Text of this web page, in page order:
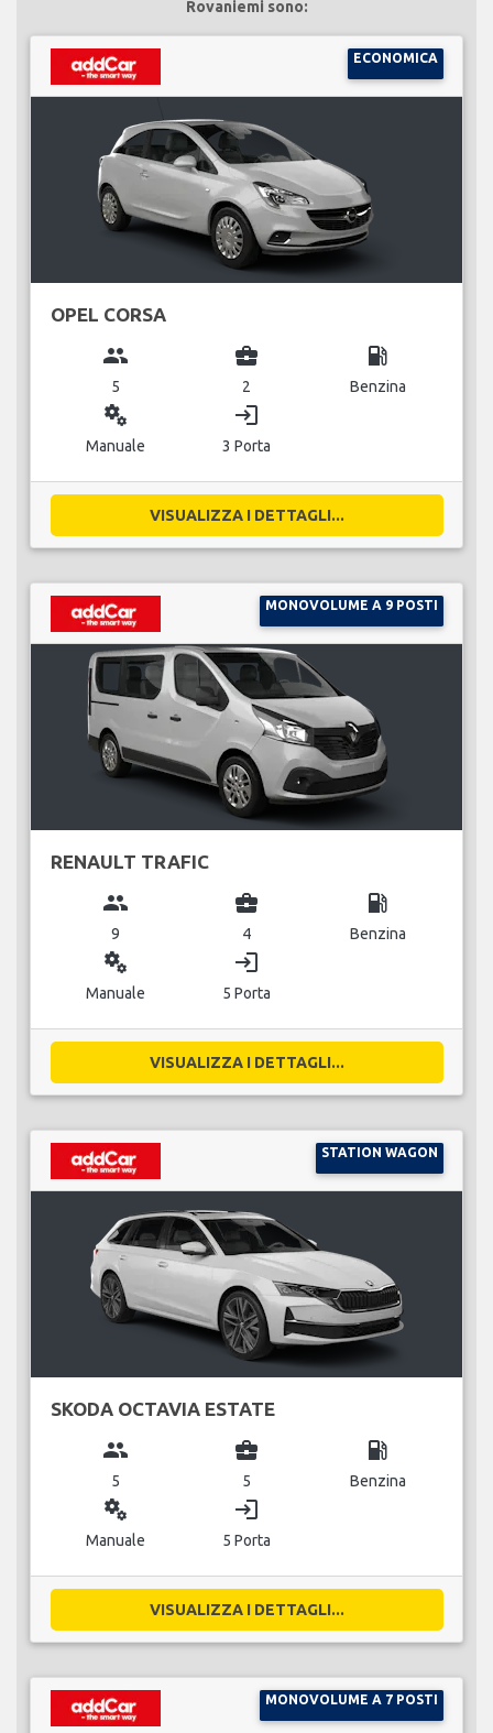
Rovaniemi sono:
ECONOMICA
OPEL CORSA
group
5
business_center
2
local_gas_station
Benzina
miscellaneous_services
Manuale
login
3 Porta
VISUALIZZA I DETTAGLI...
MONOVOLUME A 9 POSTI
RENAULT TRAFIC
group
9
business_center
4
local_gas_station
Benzina
miscellaneous_services
Manuale
login
5 Porta
VISUALIZZA I DETTAGLI...
STATION WAGON
SKODA OCTAVIA ESTATE
group
5
business_center
5
local_gas_station
Benzina
miscellaneous_services
Manuale
login
5 Porta
VISUALIZZA I DETTAGLI...
MONOVOLUME A 7 POSTI